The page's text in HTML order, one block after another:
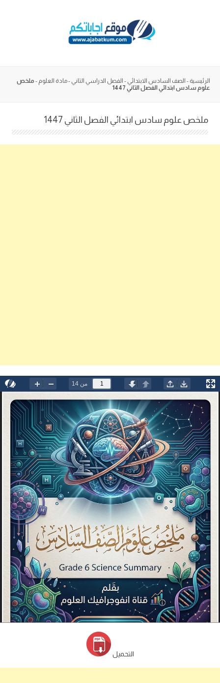
الرئيسية - الصف السادس الابتدائي - الفصل الدراسي الثاني -مادة العلوم - ملخص
علوم سادس ابتدائي الفصل الثاني 1447
ملخص علوم سادس ابتدائي الفصل الثاني 1447
التحميل